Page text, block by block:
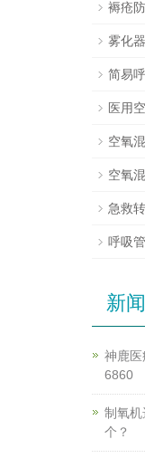
褥疮
雾化器
简易
医用
空氧
空氧
急救
呼吸
新
神鹿
6860
制氧
个？